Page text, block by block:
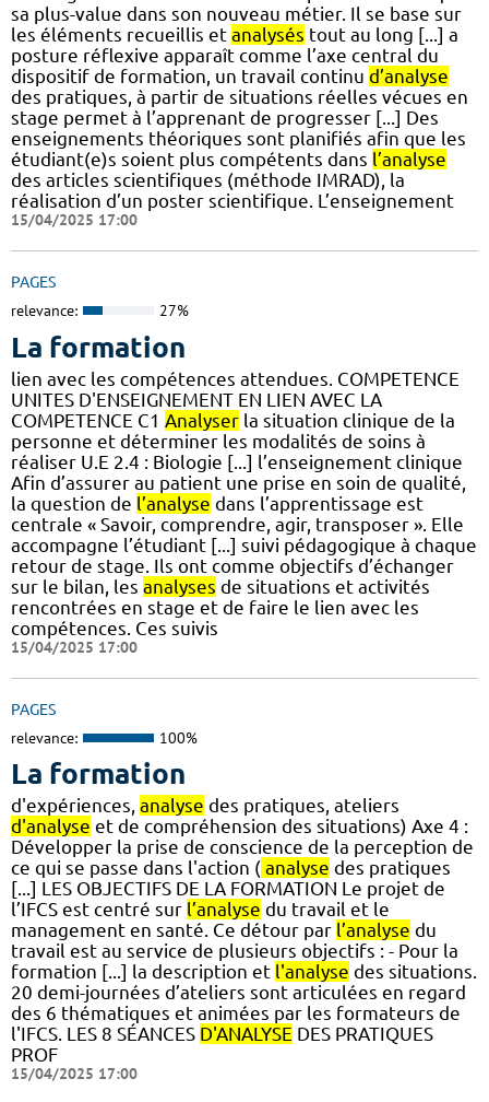
sa plus-value dans son nouveau métier. Il se base sur
les éléments recueillis et analysés tout au long [...] a
posture réflexive apparaît comme l’axe central du
dispositif de formation, un travail continu d’analyse
des pratiques, à partir de situations réelles vécues en
stage permet à l’apprenant de progresser [...] Des
enseignements théoriques sont planifiés afin que les
étudiant(e)s soient plus compétents dans l’analyse
des articles scientifiques (méthode IMRAD), la
réalisation d’un poster scientifique. L’enseignement
15/04/2025 17:00
PAGES
relevance: 27%
La formation
lien avec les compétences attendues. COMPETENCE
UNITES D'ENSEIGNEMENT EN LIEN AVEC LA
COMPETENCE C1 Analyser la situation clinique de la
personne et déterminer les modalités de soins à
réaliser U.E 2.4 : Biologie [...] l’enseignement clinique
Afin d’assurer au patient une prise en soin de qualité,
la question de l’analyse dans l’apprentissage est
centrale « Savoir, comprendre, agir, transposer ». Elle
accompagne l’étudiant [...] suivi pédagogique à chaque
retour de stage. Ils ont comme objectifs d’échanger
sur le bilan, les analyses de situations et activités
rencontrées en stage et de faire le lien avec les
compétences. Ces suivis
15/04/2025 17:00
PAGES
relevance: 100%
La formation
d'expériences, analyse des pratiques, ateliers
d'analyse et de compréhension des situations) Axe 4 :
Développer la prise de conscience de la perception de
ce qui se passe dans l'action ( analyse des pratiques
[...] LES OBJECTIFS DE LA FORMATION Le projet de
l’IFCS est centré sur l’analyse du travail et le
management en santé. Ce détour par l’analyse du
travail est au service de plusieurs objectifs : - Pour la
formation [...] la description et l'analyse des situations.
20 demi-journées d’ateliers sont articulées en regard
des 6 thématiques et animées par les formateurs de
l'IFCS. LES 8 SÉANCES D'ANALYSE DES PRATIQUES
PROF
15/04/2025 17:00